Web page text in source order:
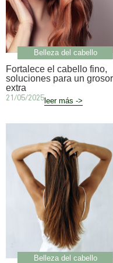
Belleza del cabello
Fortalece el cabello fino,
soluciones para un grosor
extra
21/05/2025 leer más ->
Belleza del cabello